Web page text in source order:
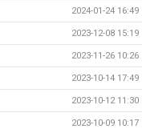
2024-01-24 16:49
2023-12-08 15:19
2023-11-26 10:26
2023-10-14 17:49
2023-10-12 11:30
2023-10-09 10:17